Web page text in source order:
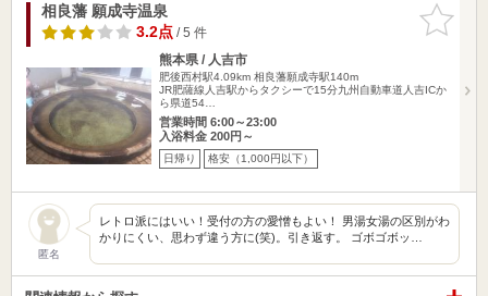
お気に入
りに追加
相良藩 願成寺温泉
3.2点/ 5 件
熊本県 / 人吉市
肥後西村駅4.09km 相良藩願成寺駅140m
JR肥薩線人吉駅からタクシーで15分九州自動車道人吉ICか
ら県道54…
営業時間 6:00～23:00
入浴料金 200円～
日帰り 格安（1,000円以下）
匿名
レトロ派にはいい！受付の方の愛憎もよい！ 男湯女湯の区別がわ
かりにくい、思わず違う方に(笑)。引き返す。 ゴボゴボッ…